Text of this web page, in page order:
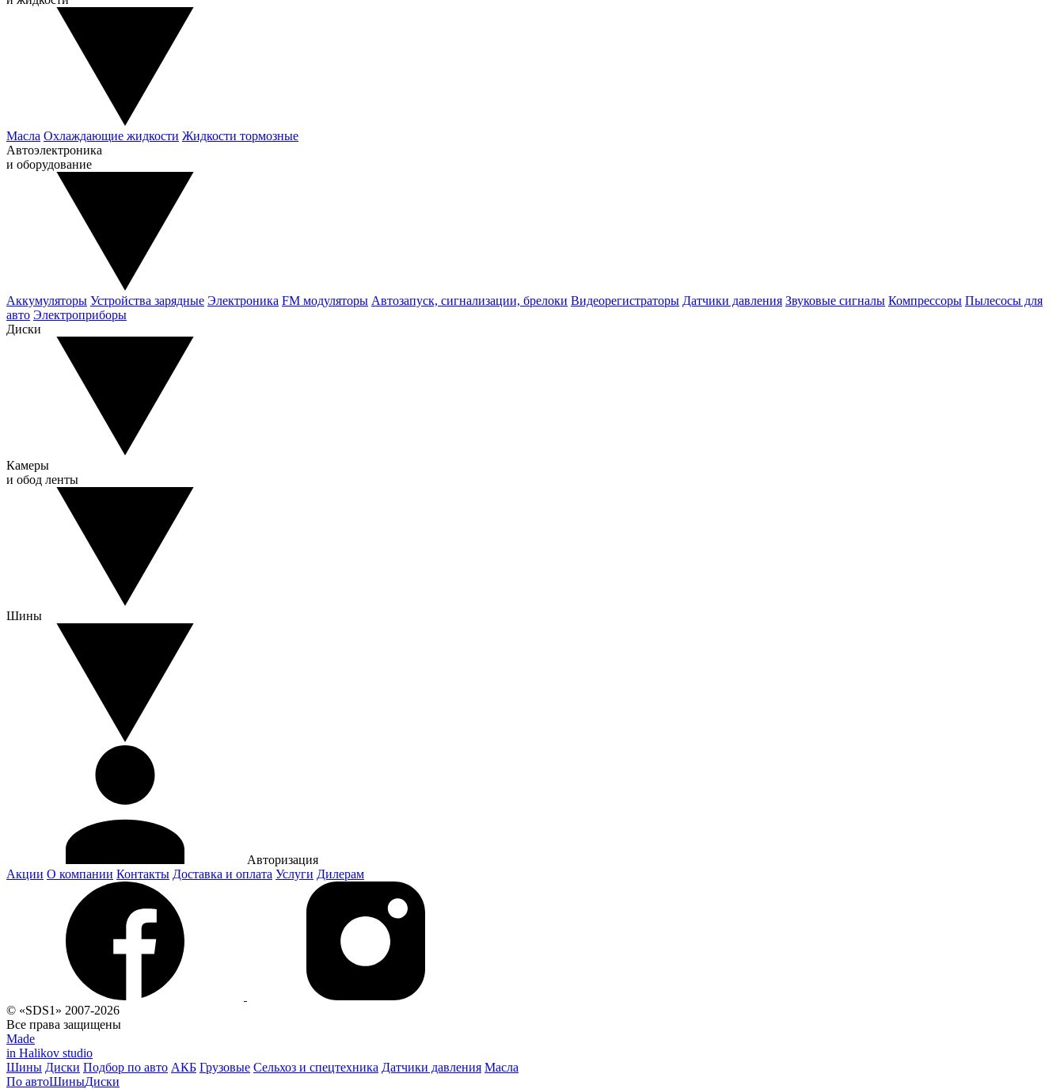
Масла Охлаждающие жидкости Жидкости тормозные
Автоэлектроника
и оборудование
Аккумуляторы Устройства зарядные Электроника FM модуляторы Автозапуск, сигнализации, брелоки Видеорегистраторы Датчики давления Звуковые сигналы Компрессоры Пылесосы для
авто Электроприборы
Диски
Камеры
и обод ленты
Шины
Авторизация
Акции О компании Контакты Доставка и оплата Услуги Дилерам
© «SDS1» 2007-2026
Все права защищены
Made
in Halikov studio
Шины Диски Подбор по авто АКБ Грузовые Сельхоз и спецтехника Датчики давления Масла
По автоШиныДиски